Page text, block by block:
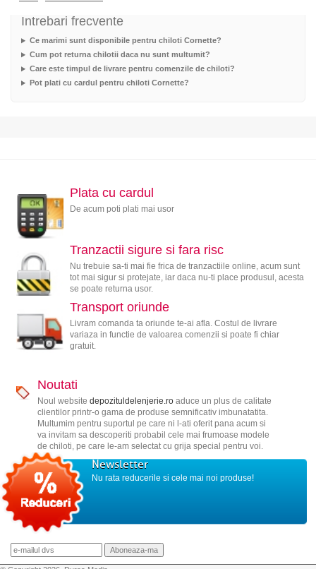
Intrebari frecvente
Ce marimi sunt disponibile pentru chiloti Cornette?
Cum pot returna chilotii daca nu sunt multumit?
Care este timpul de livrare pentru comenzile de chiloti?
Pot plati cu cardul pentru chiloti Cornette?
Plata cu cardul
De acum poti plati mai usor
Tranzactii sigure si fara risc
Nu trebuie sa-ti mai fie frica de tranzactiile online, acum sunt
tot mai sigur si protejate, iar daca nu-ti place produsul, acesta
se poate returna usor.
Transport oriunde
Livram comanda ta oriunde te-ai afla. Costul de livrare
variaza in functie de valoarea comenzii si poate fi chiar
gratuit.
Noutati
Noul website depozituldelenjerie.roaduce un plus de calitate
clientilor printr-o gama de produse semnificativ imbunatatita.
Multumim pentru suportul pe care ni l-ati oferit pana acum si
va invitam sa descoperiti probabil cele mai frumoase modele
de chiloti, pe care le-am selectat cu grija special pentru voi.
Newsletter
Nu rata reducerile si cele mai noi produse!